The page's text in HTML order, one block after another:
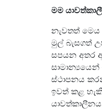
මම
නැවතත් මෙය
මුල් බැසගත්
සපයන අතර
ස්ථාපනය
ඉවත් කළ